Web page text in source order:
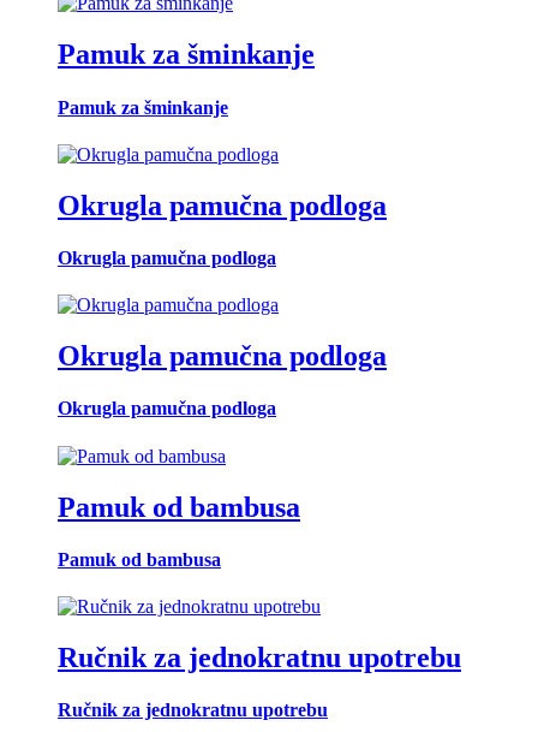
Pamuk za šminkanje
Pamuk za šminkanje
Okrugla pamučna podloga
Okrugla pamučna podloga
Okrugla pamučna podloga
Okrugla pamučna podloga
Pamuk od bambusa
Pamuk od bambusa
Ručnik za jednokratnu upotrebu
Ručnik za jednokratnu upotrebu